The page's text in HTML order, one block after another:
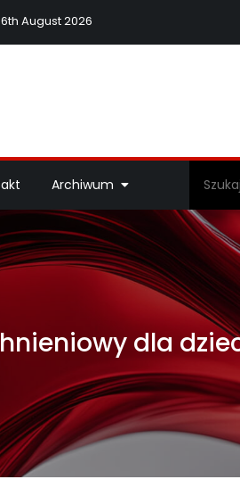
August 2026
Archiwum
dla